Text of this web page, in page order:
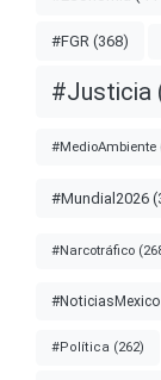
#FGR (368)
#Justicia
#MedioAmbiente
#Mundial2026
#Narcotráfico
#NoticiasMexico
#Política (262)